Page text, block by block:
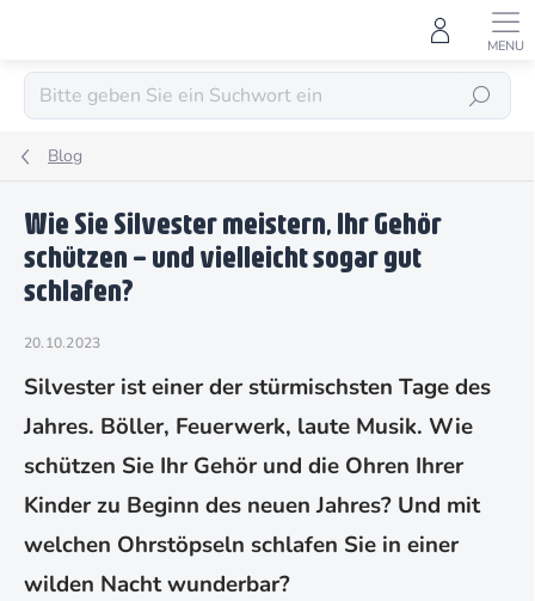
SUCHEN
Blog
Wie Sie Silvester meistern, Ihr Gehör
schützen – und vielleicht sogar gut
schlafen?
20.10.2023
Silvester ist einer der stürmischsten Tage des
Jahres. Böller, Feuerwerk, laute Musik. Wie
schützen Sie Ihr Gehör und die Ohren Ihrer
Kinder zu Beginn des neuen Jahres? Und mit
welchen Ohrstöpseln schlafen Sie in einer
wilden Nacht wunderbar?